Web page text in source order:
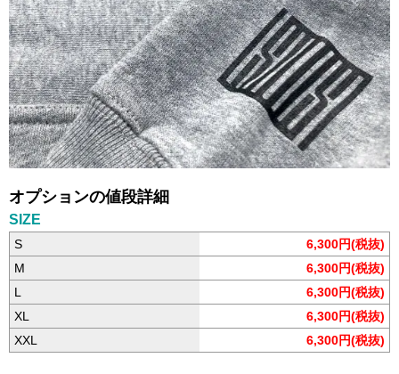
オプションの値段詳細
SIZE
S
6,300円(税抜)
M
6,300円(税抜)
L
6,300円(税抜)
XL
6,300円(税抜)
XXL
6,300円(税抜)